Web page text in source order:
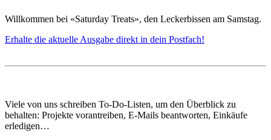
Willkommen bei «Saturday Treats», den Leckerbissen am Samstag.
Erhalte die aktuelle Ausgabe direkt in dein Postfach!
Viele von uns schreiben To-Do-Listen, um den Überblick zu
behalten: Projekte vorantreiben, E-Mails beantworten, Einkäufe
erledigen…